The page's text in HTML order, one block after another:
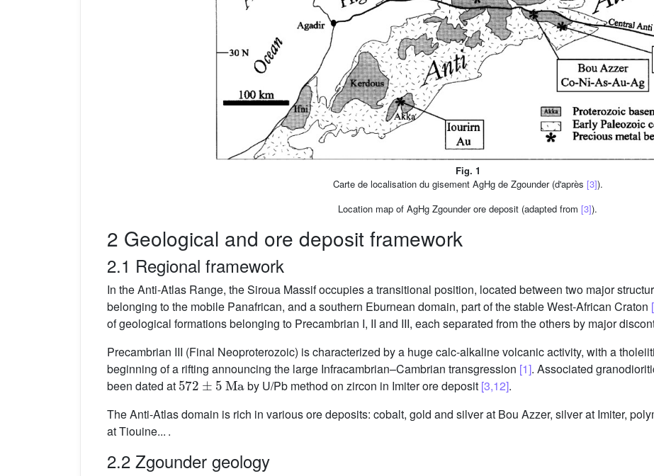
Fig. 1
Carte de localisation du gisement AgHg de Zgounder (d'après [3]).
Location map of AgHg Zgounder ore deposit (adapted from [3]).
2 Geological and ore deposit framework
2.1 Regional framework
In the Anti-Atlas Range, the Siroua Massif occupies a transitional position, located between two major
belonging to the mobile Panafrican, and a southern Eburnean domain, part of the stable West-African Craton
of geological formations belonging to Precambrian I, II and III, each separated from the others by major
Precambrian III (Final Neoproterozoic) is characterized by a huge calc-alkaline volcanic activity, with a
beginning of a rifting announcing the large Infracambrian–Cambrian transgression [1]. Associated
been dated at
572±5Ma
by U/Pb method on zircon in Imiter ore deposit [3,12].
The Anti-Atlas domain is rich in various ore deposits: cobalt, gold and silver at Bou Azzer, silver at Imiter,
at Tiouine... .
2.2 Zgounder geology